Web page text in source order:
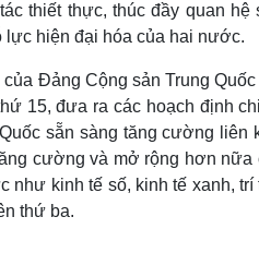
thiết thực, thúc đầy quan
lực hiện đại hóa của hai nước.
Đảng Cộng sản Trung
15, đưa ra các hoạch định
sẵn sàng tăng cường liên
cường và mở rộng hơn
như kinh tế số, kinh tế xanh,
thứ ba.